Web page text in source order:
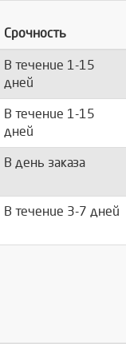
Срочность
В течение 1-15
дней
В течение 1-15
дней
В день заказа
В течение 3-7 дней